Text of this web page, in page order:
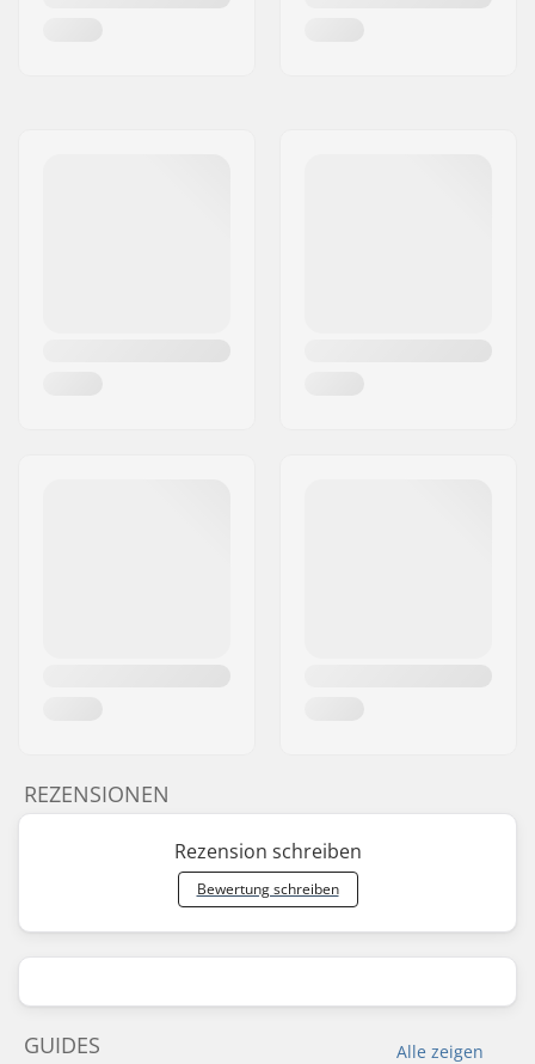
REZENSIONEN
Rezension schreiben
Bewertung schreiben
Alle zeigen
GUIDES